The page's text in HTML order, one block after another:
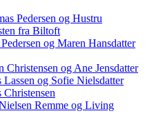
Pedersen og Hustru
fra Biltoft
og Maren Hansdatter
Christensen og Ane Jensdatter
og Sofie Nielsdatter
Remme og Living